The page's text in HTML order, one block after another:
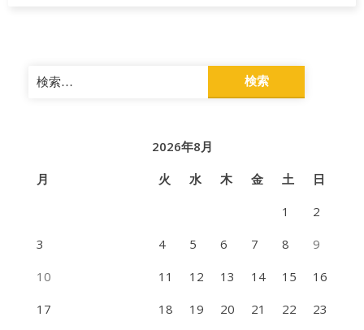
検
索:
2026年8月
月
火 水 木 金 土
日
1
2
3
4 5 6 7 8
9
10
11 12 13 14 15
16
17
18 19 20 21 22
23